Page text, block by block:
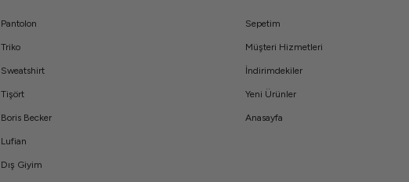
Pantolon
Triko
Sweatshirt
Tişört
Boris Becker
Lufian
Dış Giyim
Sepetim
Müşteri Hizmetleri
İndirimdekiler
Yeni Ürünler
Anasayfa